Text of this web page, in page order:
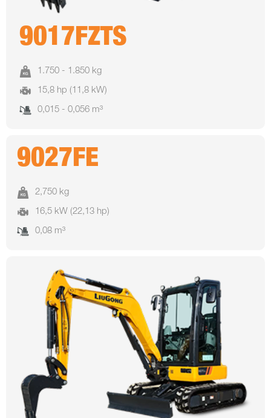
9017FZTS
1.750 - 1.850 kg
15,8 hp (11,8 kW)
0,015 - 0,056 m³
9027FE
2,750 kg
16,5 kW (22,13 hp)
0,08 m³